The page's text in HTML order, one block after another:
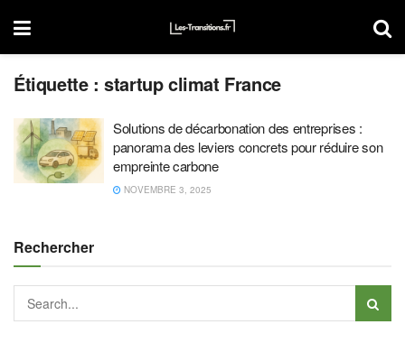
Étiquette :startup climat France
Solutions de décarbonation des entreprises :
panorama des leviers concrets pour réduire son
empreinte carbone
NOVEMBRE 3, 2025
Rechercher